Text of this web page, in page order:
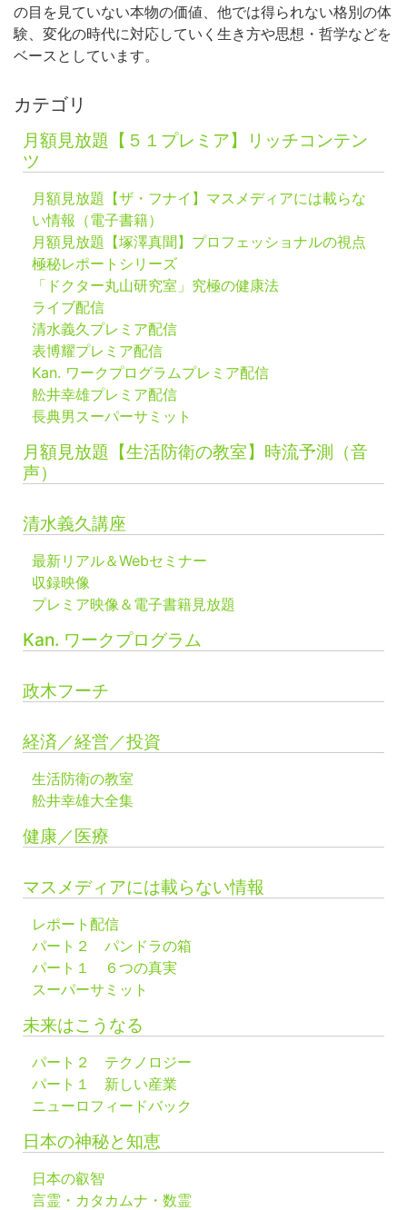
の目を見ていない本物の価値、他では得られない格別の体
験、変化の時代に対応していく生き方や思想・哲学などを
ベースとしています。
カテゴリ
月額見放題【５１プレミア】リッチコンテン
ツ
月額見放題【ザ・フナイ】マスメディアには載らな
い情報（電子書籍）
月額見放題【塚澤真聞】プロフェッショナルの視点
極秘レポートシリーズ
「ドクター丸山研究室」究極の健康法
ライブ配信
清水義久プレミア配信
表博耀プレミア配信
Kan. ワークプログラムプレミア配信
舩井幸雄プレミア配信
長典男スーパーサミット
月額見放題【生活防衛の教室】時流予測（音
声）
清水義久講座
最新リアル＆Webセミナー
収録映像
プレミア映像＆電子書籍見放題
Kan. ワークプログラム
政木フーチ
経済／経営／投資
生活防衛の教室
舩井幸雄大全集
健康／医療
マスメディアには載らない情報
レポート配信
パート２ パンドラの箱
パート１ ６つの真実
スーパーサミット
未来はこうなる
パート２ テクノロジー
パート１ 新しい産業
ニューロフィードバック
日本の神秘と知恵
日本の叡智
言霊・カタカムナ・数霊